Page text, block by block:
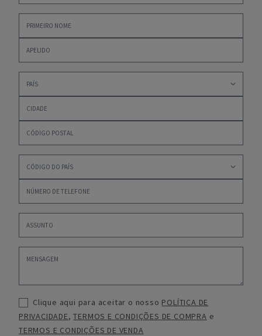
Clique aqui para aceitar o nosso POLÍTICA DE
PRIVACIDADE,TERMOS E CONDIÇÕES DE COMPRA e
TERMOS E CONDIÇÕES DE VENDA